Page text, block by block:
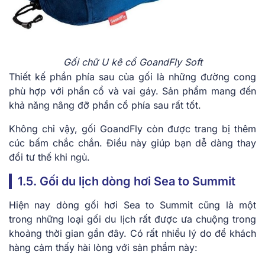
Gối chữ U kê cổ GoandFly Soft
Thiết kế phần phía sau của gối là những đường cong
phù hợp với phần cổ và vai gáy. Sản phẩm mang đến
khả năng nâng đỡ phần cổ phía sau rất tốt.
Không chỉ vậy, gối GoandFly còn được trang bị thêm
cúc bấm chắc chắn. Điều này giúp bạn dễ dàng thay
đổi tư thế khi ngủ.
1.5. Gối du lịch dòng hơi Sea to Summit
Hiện nay dòng gối hơi Sea to Summit cũng là một
trong những loại gối du lịch rất được ưa chuộng trong
khoảng thời gian gần đây. Có rất nhiều lý do để khách
hàng cảm thấy hài lòng với sản phẩm này: